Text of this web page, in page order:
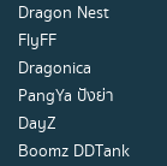
Dragon Nest
FlyFF
Dragonica
PangYa ปังย่า
DayZ
Boomz DDTank